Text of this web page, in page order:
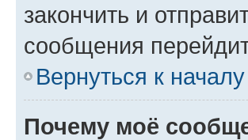
закончить и
сообщения
Вернуться к началу
Почему моё